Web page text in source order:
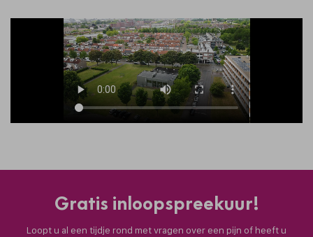
Gratis inloopspreekuur!
Loopt u al een tijdje rond met vragen over een pijn of heeft u